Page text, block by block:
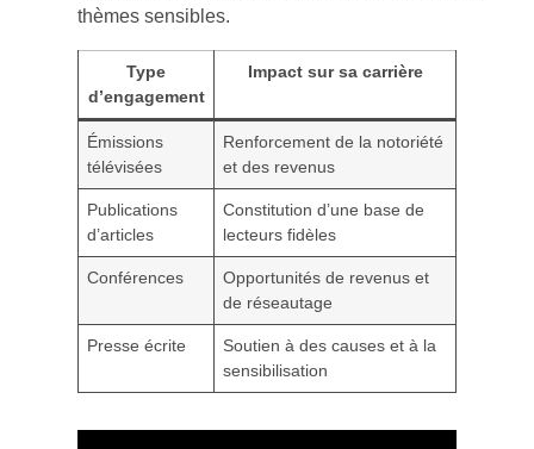
thèmes sensibles.
Type
d’engagement
Impact sur sa carrière
Émissions
télévisées
Renforcement de la notoriété
et des revenus
Publications
d’articles
Constitution d’une base de
lecteurs fidèles
Conférences
Opportunités de revenus et
de réseautage
Presse écrite
Soutien à des causes et à la
sensibilisation